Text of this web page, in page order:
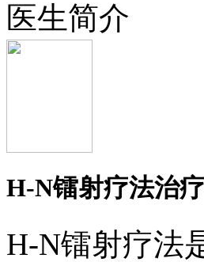
医生简介
H-N镭射疗法治
H-N镭射疗法